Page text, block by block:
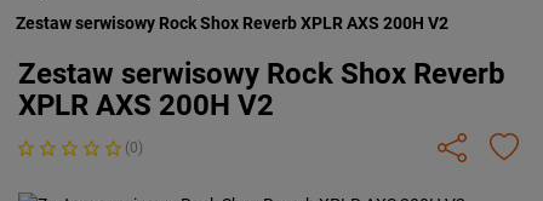
Zestaw serwisowy Rock Shox Reverb XPLR AXS 200H V2
Zestaw serwisowy Rock Shox Reverb
XPLR AXS 200H V2
(0)